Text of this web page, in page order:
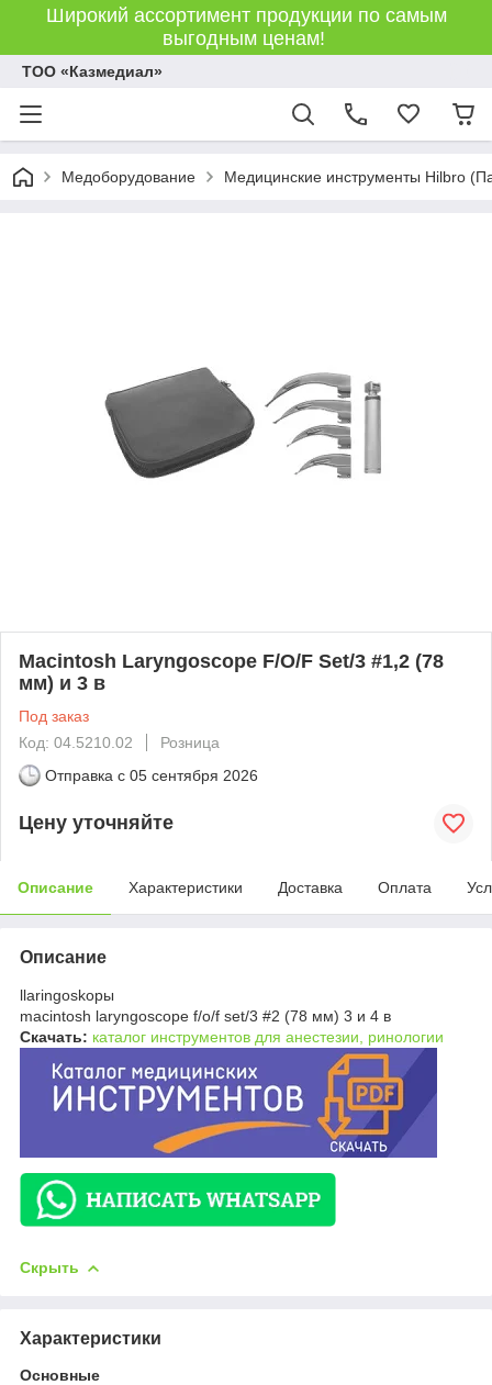
Широкий ассортимент продукции по самым
выгодным ценам!
ТОО «Казмедиал»
Медоборудование Медицинские инструменты Hilbro
Macintosh Laryngoscope F/O/F Set/3 #1,2 (78
мм) и 3 в
Под заказ
Код: 04.5210.02
Розница
Отправка с 05 сентября 2026
Цену уточняйте
Описание Характеристики Доставка Оплата
Описание
llaringoskopы
macintosh laryngoscope f/o/f set/3 #2 (78 мм) 3 и 4 в
Скачать: каталог инструментов для анестезии, ринологии
Скрыть
Характеристики
Основные